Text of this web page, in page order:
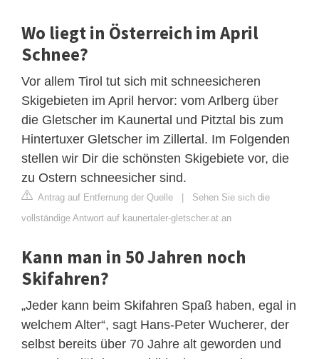
Wo liegt in Österreich im April
Schnee?
Vor allem Tirol tut sich mit schneesicheren
Skigebieten im April hervor: vom Arlberg über
die Gletscher im Kaunertal und Pitztal bis zum
Hintertuxer Gletscher im Zillertal. Im Folgenden
stellen wir Dir die schönsten Skigebiete vor, die
zu Ostern schneesicher sind.
Antrag auf Entfernung der Quelle | Sehen Sie sich die
vollständige Antwort auf kaunertaler-gletscher.at an
Kann man in 50 Jahren noch
Skifahren?
„Jeder kann beim Skifahren Spaß haben, egal in
welchem Alter“, sagt Hans-Peter Wucherer, der
selbst bereits über 70 Jahre alt geworden und